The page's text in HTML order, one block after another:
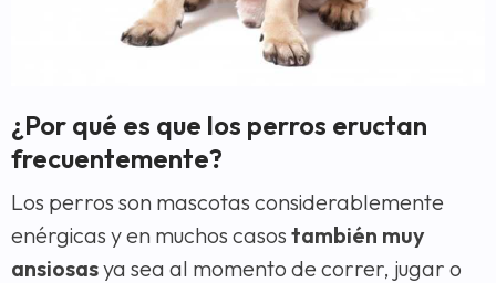
¿Por qué es que los perros eructan
frecuentemente?
Los perros son mascotas considerablemente
enérgicas y en muchos casos también muy
ansiosasya sea al momento de correr, jugar o